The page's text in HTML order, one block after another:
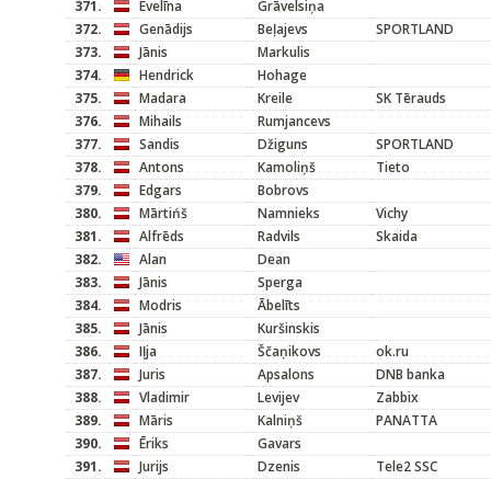
371.
Evelīna
Grāvelsiņa
372.
Genādijs Beļajevs
SPORTLAND
373.
Jānis
Markulis
374.
Hendrick
Hohage
375.
Madara Kreile
SK Tērauds
376.
Mihails
Rumjancevs
377.
Sandis Džiguns
SPORTLAND
378.
Antons Kamoliņš
Tieto
379.
Edgars
Bobrovs
380.
Mārtińš Namnieks
Vichy
381.
Alfrēds Radvils
Skaida
382.
Alan
Dean
383.
Jānis
Sperga
384.
Modris
Ābelīts
385.
Jānis
Kuršinskis
386.
Iļja Ščaņikovs
ok.ru
387.
Juris Apsalons
DNB banka
388.
Vladimir Levijev
Zabbix
389.
Māris Kalniņš
PANATTA
390.
Ēriks
Gavars
391.
Jurijs Dzenis
Tele2 SSC